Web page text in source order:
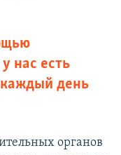
нас есть
день
органов